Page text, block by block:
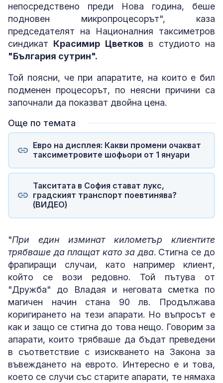
непосредствено преди Нова година, беше
подновен микропроцесорът", каза
председателят на Националния таксиметров
синдикат Красимир Цветковв студиото на
"България сутрин".
Той поясни, че при апаратите, на които е бил
подменен процесорът, по неясни причини са
започнали да показват двойна цена.
Още по темата
Евро на дисплея: Какви промени очакват
таксиметровите шофьори от 1 януари
Такситата в София стават лукс,
градският транспорт поевтинява?
(ВИДЕО)
"При един изминат километър клиентите
трябваше да плащат като за два. Стигна се до
фрапиращи случаи, като например клиент,
който се вози редовно. Той пътува от
"Дружба" до Владая и неговата сметка по
магичен начин стана 90 лв. Продължава
коригирането на тези апарати. Но въпросът е
как и защо се стигна до това нещо. Говорим за
апарати, които трябваше да бъдат преведени
в съответствие с изискването на Закона за
въвеждането на еврото. Интересно е и това,
което се случи със старите апарати, те нямаха